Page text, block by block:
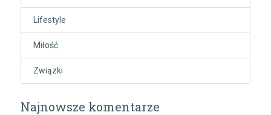
Lifestyle
Miłość
Związki
Najnowsze komentarze